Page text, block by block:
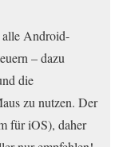
Android-
– dazu
die
zu nutzen. Der
für iOS), daher